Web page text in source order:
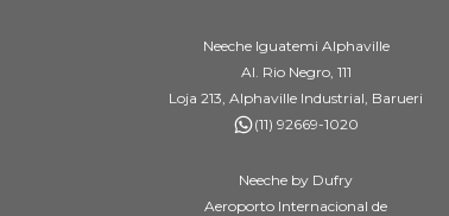
Neeche Iguatemi Alphaville
Al. Rio Negro, 111
Loja 213, Alphaville Industrial, Barueri
(11) 92669-1020
Neeche by Dufry
Aeroporto Internacional de